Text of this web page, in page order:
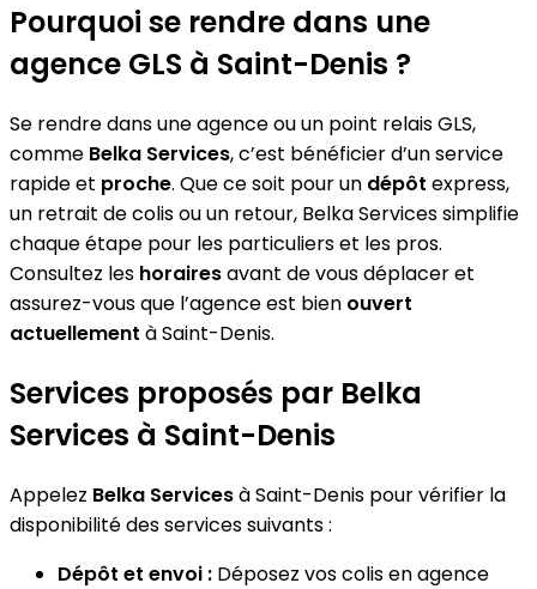
Pourquoi se rendre dans une
agence GLS à Saint-Denis ?
Se rendre dans une agence ou un point relais GLS,
comme Belka Services, c’est bénéficier d’un service
rapide et proche. Que ce soit pour un dépôt express,
un retrait de colis ou un retour, Belka Services simplifie
chaque étape pour les particuliers et les pros.
Consultez les horairesavant de vous déplacer et
assurez-vous que l’agence est bien ouvert
actuellement à Saint-Denis.
Services proposés par Belka
Services à Saint-Denis
Appelez Belka Servicesà Saint-Denis pour vérifier la
disponibilité des services suivants :
Dépôt et envoi : Déposez vos colis en agence